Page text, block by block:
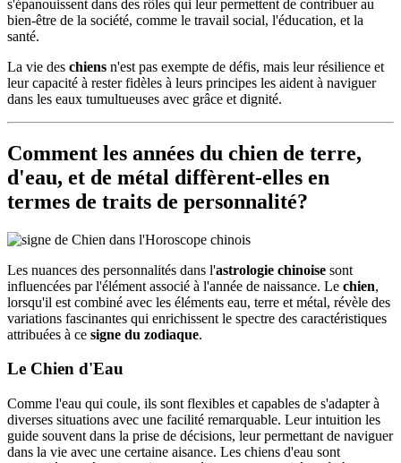
s'épanouissent dans des rôles qui leur permettent de contribuer au
bien-être de la société, comme le travail social, l'éducation, et la
santé.
La vie des chiens n'est pas exempte de défis, mais leur résilience et
leur capacité à rester fidèles à leurs principes les aident à naviguer
dans les eaux tumultueuses avec grâce et dignité.
Comment les années du chien de terre,
d'eau, et de métal diffèrent-elles en
termes de traits de personnalité?
Les nuances des personnalités dans l'astrologie chinoise sont
influencées par l'élément associé à l'année de naissance. Le chien,
lorsqu'il est combiné avec les éléments eau, terre et métal, révèle des
variations fascinantes qui enrichissent le spectre des caractéristiques
attribuées à ce signe du zodiaque.
Le Chien d'Eau
Comme l'eau qui coule, ils sont flexibles et capables de s'adapter à
diverses situations avec une facilité remarquable. Leur intuition les
guide souvent dans la prise de décisions, leur permettant de naviguer
dans la vie avec une certaine aisance. Les chiens d'eau sont